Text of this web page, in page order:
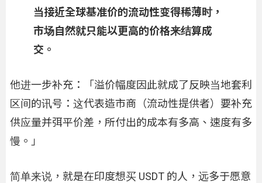
当接近全球基准价的流动性变得稀薄时，
市场自然就只能以更高的价格来结算成
交。
他进一步补充：「溢价幅度因此就成了反映当地套利
区间的讯号：这代表造市商（流动性提供者）要补充
供应量并弭平价差，所付出的成本有多高、速度有多
慢。」
简单来说，就是在印度想买 USDT 的人，远多于愿意